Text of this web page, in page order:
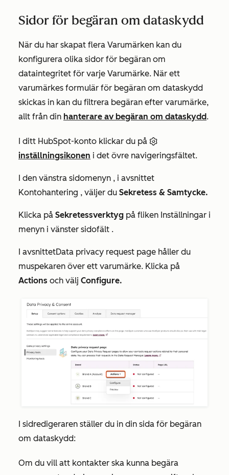
Sidor för begäran om dataskydd
När du har skapat flera Varumärken kan du
konfigurera olika sidor för begäran om
dataintegritet för varje Varumärke. När ett
varumärkes formulär för begäran om dataskydd
skickas in kan du filtrera begäran efter varumärke,
allt från din hanterare av begäran om dataskydd.
I ditt HubSpot-konto klickar du på
inställningsikonen i det övre navigeringsfältet.
I den vänstra sidomenyn , i avsnittet
Kontohantering , väljer du Sekretess & Samtycke.
Klicka på Sekretessverktyg på fliken Inställningar i
menyn i vänster sidofält .
I avsnittetData privacy request page håller du
muspekaren över ett varumärke. Klicka på
Actions och välj Configure.
I sidredigeraren ställer du in din sida för begäran
om dataskydd:
Om du vill att kontakter ska kunna begära